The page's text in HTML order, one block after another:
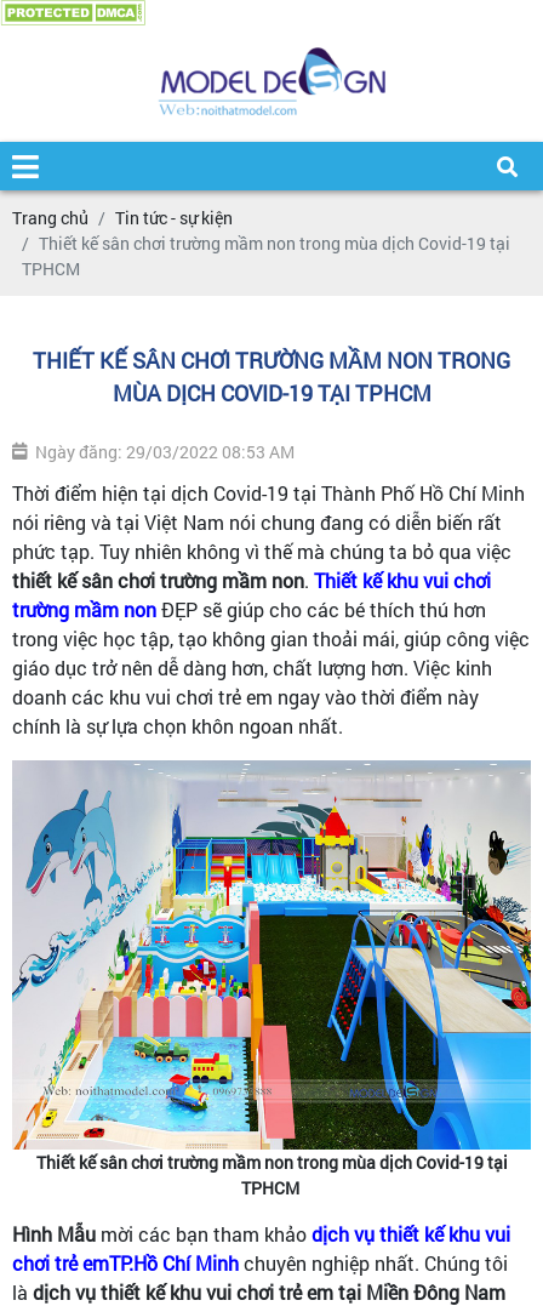
Trang chủ
Tin tức - sự kiện
Thiết kế sân chơi trường mầm non trong mùa dịch Covid-19 tại
TPHCM
THIẾT KẾ SÂN CHƠI TRƯỜNG MẦM NON TRONG
MÙA DỊCH COVID-19 TẠI TPHCM
Ngày đăng: 29/03/2022 08:53 AM
Thời điểm hiện tại dịch Covid-19 tại Thành Phố Hồ Chí Minh
nói riêng và tại Việt Nam nói chung đang có diễn biến rất
phức tạp. Tuy nhiên không vì thế mà chúng ta bỏ qua việc
thiết kế sân chơi trường mầm non. Thiết kế khu vui chơi
trường mầm nonĐẸP sẽ giúp cho các bé thích thú hơn
trong việc học tập, tạo không gian thoải mái, giúp công việc
giáo dục trở nên dễ dàng hơn, chất lượng hơn. Việc kinh
doanh các khu vui chơi trẻ em ngay vào thời điểm này
chính là sự lựa chọn khôn ngoan nhất.
Thiết kế sân chơi trường mầm non trong mùa dịch Covid-19 tại
TPHCM
Hình Mẫu mời các bạn tham khảodịch vụ thiết kế khu vui
chơi trẻ emTP.Hồ Chí Minhchuyên nghiệp nhất. Chúng tôi
là dịch vụ thiết kế khu vui chơi trẻ em tại Miền Đông Nam